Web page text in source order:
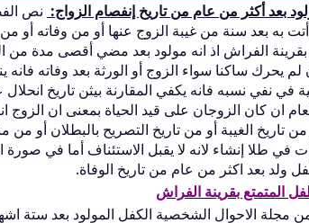
بعد أكثر من عام من تاريخ إنفصام الزواج:
به بعد سنة من غيبة الزوج عنها أو من وفاته أو من
بقرينة الفراش اذ انه مولود بعد مضي أقصى مدة من
يحرك ساكنا سواء الزوج أو الورثة بعد وفاته
في نفي نسبه فانه يكفي المقارنة بيثن تاريخ
ان كان الزوجان على قيد الحياة بمعنى ان الزوج
تاريخ الغيبة أو من تاريخ التصريح بالبطلان أو
طلا إنشاء لانه لا يقبل الاستئناف أما في صورة
ولد بعد اكثر من عام من تاريخ الوفاة.
المتمتع بقرينة الفراش